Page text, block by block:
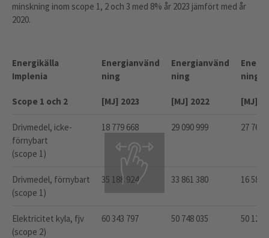
minskning inom scope 1, 2 och 3 med 8% år 2023 jämfört med år
2020.
Energikälla
Implenia
Scope 1 och 2
Energianvänd
ning
[MJ] 2023
Energianvänd
ning
[MJ] 2022
ning
[MJ]
Drivmedel, icke-
förnybart
(scope 1)
18 779 668 29 090 999 27 764
Drivmedel, förnybart
(scope 1)
35 188 924 33 861 380 16 586
Elektricitet kyla, fjv
(scope 2)
60 343 797 50 748 035 50 120